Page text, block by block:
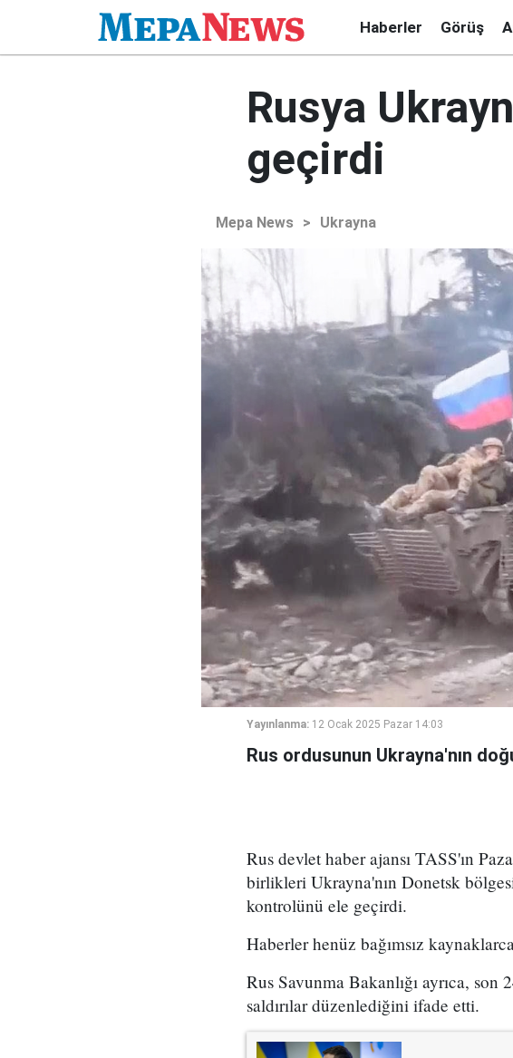
Haberler Görüş
Rusya
geçirdi
Mepa News > Ukrayna
Yayınlanma: 12 Ocak 2025 Pazar 14:03
Rus ordusunun Ukrayna'nın
Rus devlet haber ajansı TASS'ın
birlikleri Ukrayna'nın Donetsk
kontrolünü ele geçirdi.
Haberler henüz bağımsız
Rus Savunma Bakanlığı ayrıca,
saldırılar düzenlediğini ifade etti.